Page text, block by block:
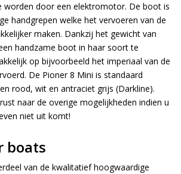
door een elektromotor. De boot is
handgrepen welke het vervoeren van de
maken. Dankzij het gewicht van
handzame boot in haar soort te
op bijvoorbeeld het imperiaal van de
De Pioner 8 Mini is standaard
rood, wit en antraciet grijs (Darkline).
naar de overige mogelijkheden indien u
niet uit komt!
boats
van de kwalitatief hoogwaardige